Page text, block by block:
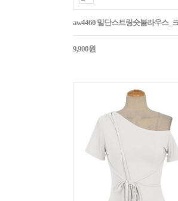
aw4460 밑단스트링숏블라우스_
9,900원